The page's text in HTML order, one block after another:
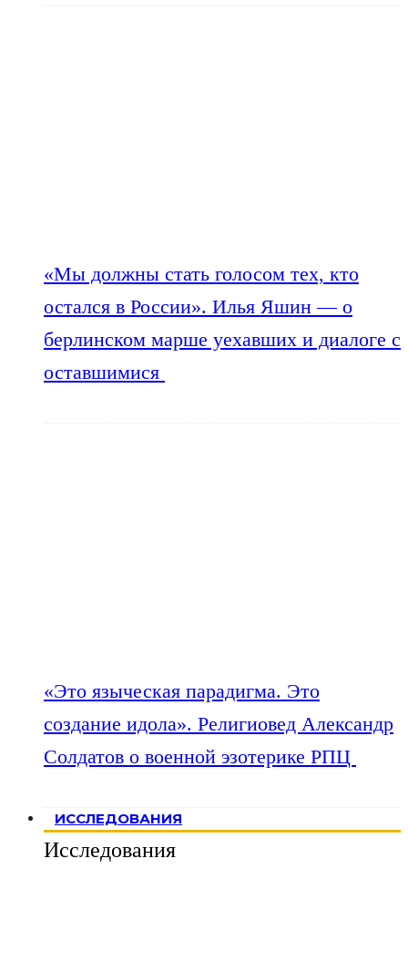
«Мы должны стать голосом тех, кто
остался в России». Илья Яшин — о
берлинском марше уехавших и диалоге с
оставшимися
«Это языческая парадигма. Это
создание идола». Религиовед Александр
Солдатов о военной эзотерике РПЦ
ИССЛЕДОВАНИЯ
Исследования